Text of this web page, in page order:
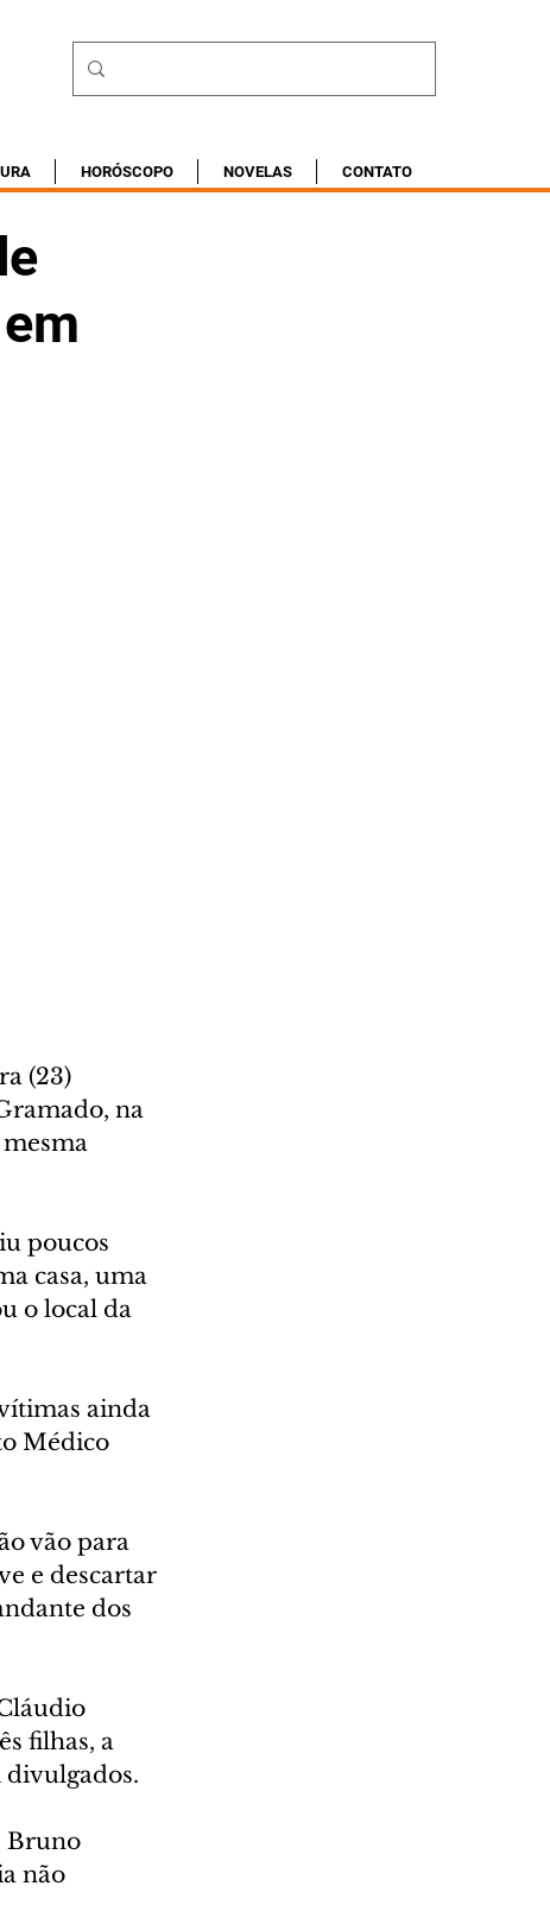
HORÓSCOPO NOVELAS CONTATO
(23)
na
poucos
casa, uma
o local da
ainda
Médico
vão para
e descartar
dos
filhas, a
divulgados.
Bruno
não